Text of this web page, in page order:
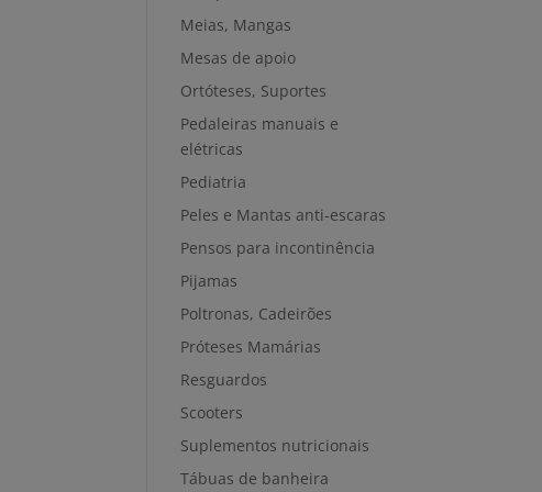
Meias, Mangas
Mesas de apoio
Ortóteses, Suportes
Pedaleiras manuais e
elétricas
Pediatria
Peles e Mantas anti-escaras
Pensos para incontinência
Pijamas
Poltronas, Cadeirões
Próteses Mamárias
Resguardos
Scooters
Suplementos nutricionais
Tábuas de banheira